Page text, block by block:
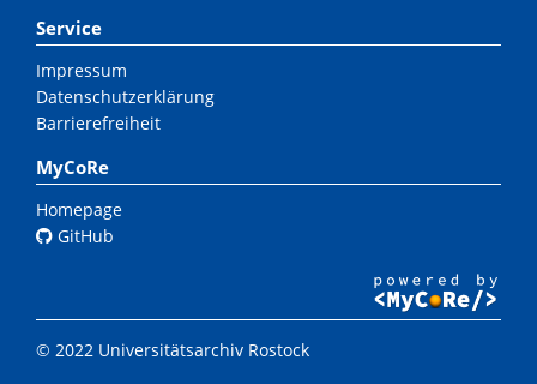
Service
Impressum
Datenschutzerklärung
Barrierefreiheit
MyCoRe
Homepage
GitHub
© 2022 Universitätsarchiv Rostock